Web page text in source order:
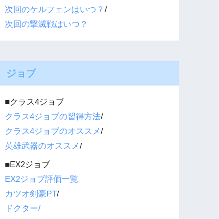
次回のケルフェンはいつ？/
次回の撃滅戦はいつ？
ジョブ
■クラス4ジョブ
クラス4ジョブの習得方法/
クラス4ジョブのオススメ/
英雄武器のオススメ/
■EX2ジョブ
EX2ジョブ評価一覧
カツオ剣豪PT/
ドクター/